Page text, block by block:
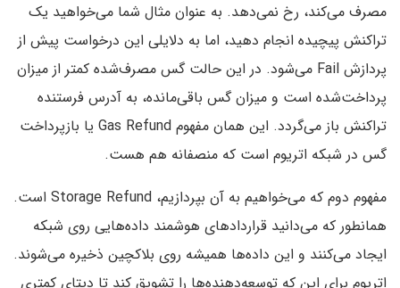
مصرف می‌کند،‌ رخ نمی‌دهد. به عنوان مثال شما می‌خواهید یک
تراکنش پیچیده انجام دهید،‌ اما به دلایلی این درخواست پیش از
پردازش Fail می‌شود. در این حالت گس مصرف‌‌شده کمتر از میزان
پرداخت‌شده است و میزان گس باقی‌مانده، به آدرس فرستنده
تراکنش باز می‌گردد. این همان مفهوم Gas Refund یا بازپرداخت
گس در شبکه اتریوم است که منصفانه هم هست.
مفهوم دوم که می‌خواهیم به آن بپردازیم، Storage Refund است.
همانطور که می‌دانید قراردادهای هوشمند داده‌هایی روی شبکه
ایجاد می‌کنند و این داده‌ها همیشه روی بلاکچین ذخیره می‌شوند.
اتریوم برای این که توسعه‌دهنده‌ها را تشویق کند تا دیتای کمتری